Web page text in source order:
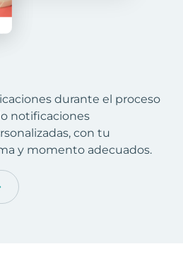
durante el proceso
notificaciones
con tu
y momento adecuados.